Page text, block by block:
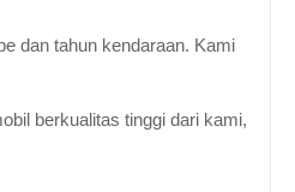
dan tahun kendaraan. Kami
berkualitas tinggi dari kami,